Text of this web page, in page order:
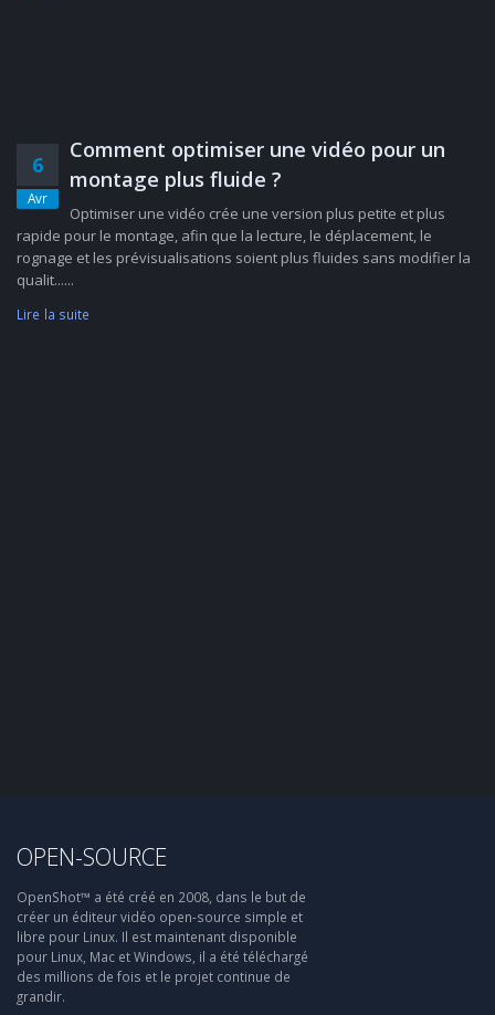
6
Avr
Comment optimiser une vidéo pour un
montage plus fluide ?
Optimiser une vidéo crée une version plus petite et plus
rapide pour le montage, afin que la lecture, le déplacement, le
rognage et les prévisualisations soient plus fluides sans modifier la
qualit......
Lire la suite
OPEN-SOURCE
OpenShot™ a été créé en 2008, dans le but de
créer un éditeur vidéo open-source simple et
libre pour Linux. Il est maintenant disponible
pour Linux, Mac et Windows, il a été téléchargé
des millions de fois et le projet continue de
grandir.